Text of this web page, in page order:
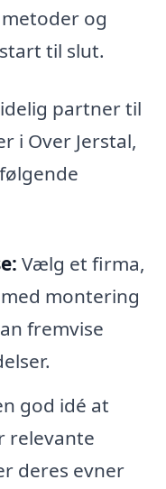
og
til slut.
partner til
i Over Jerstal,
Vælg et firma,
montering
fremvise
god idé at
relevante
deres evner